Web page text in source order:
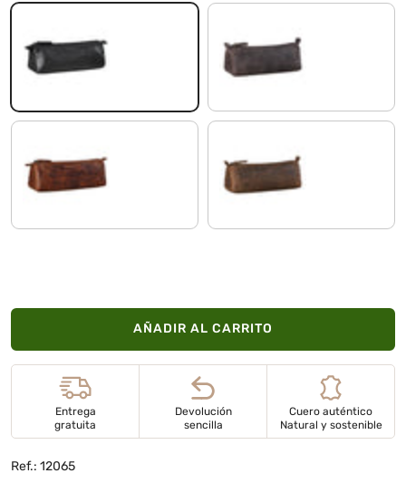
negro marrón oscuro
kara - cognac marrón - medio
AÑADIR AL CARRITO
Entrega
gratuita
Devolución
sencilla
Cuero auténtico
Natural y sostenible
Ref.: 12065